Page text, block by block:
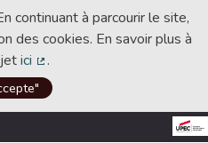
continuant à parcourir le site,
des cookies. En savoir plus à
ici
(Lien externe)
.